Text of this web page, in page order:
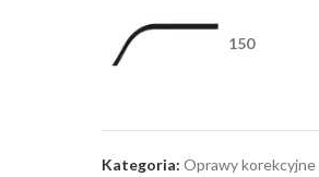
150
Kategoria: Oprawy korekcyjne